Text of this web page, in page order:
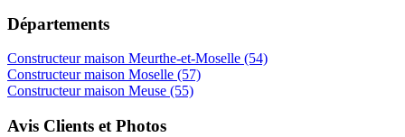
Départements
Constructeur maison Meurthe-et-Moselle (54)
Constructeur maison Moselle (57)
Constructeur maison Meuse (55)
Avis Clients et Photos